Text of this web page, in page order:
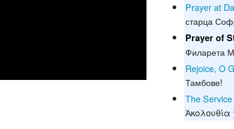
Prayer at
старца
Prayer of
Филарета
Rejoice, O
Тамбове!
The
Ἀκολουθία